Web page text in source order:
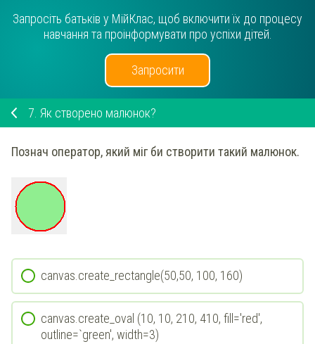
Запросіть батьків у МійКлас, щоб включити їх до процесу
навчання та проінформувати про успіхи дітей.
Запросити
7. Як створено малюнок?
Познач оператор, який міг би створити такий малюнок.
canvas.create_rectangle(50,50, 100, 160)
canvas.create_oval (10, 10, 210, 410, fill='red',
outline=`green', width=3)